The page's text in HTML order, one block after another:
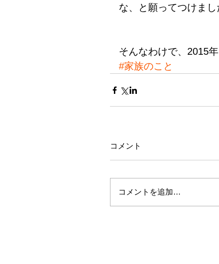
な、と願ってつけまし
そんなわけで、2015
#家族のこと
コメント
コメントを追加…